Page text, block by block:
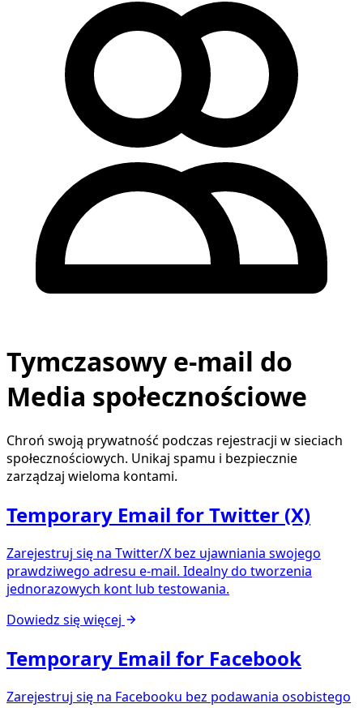
Tymczasowy e-mail do
Media społecznościowe
Chroń swoją prywatność podczas rejestracji w sieciach
społecznościowych. Unikaj spamu i bezpiecznie
zarządzaj wieloma kontami.
Temporary Email for Twitter (X)
Zarejestruj się na Twitter/X bez ujawniania swojego
prawdziwego adresu e-mail. Idealny do tworzenia
jednorazowych kont lub testowania.
Dowiedz się więcej
Temporary Email for Facebook
Zarejestruj się na Facebooku bez podawania osobistego